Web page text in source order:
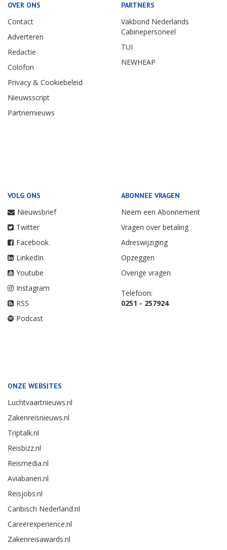
OVER ONS
Contact
Adverteren
Redactie
Colofon
Privacy & Cookiebeleid
Nieuwsscript
Partnernieuws
PARTNERS
Vakbond Nederlands
Cabinepersoneel
TUI
NEWHEAP
VOLG ONS
Nieuwsbrief
Twitter
Facebook
LinkedIn
Youtube
Instagram
RSS
Podcast
ABONNEE VRAGEN
Neem een Abonnement
Vragen over betaling
Adreswijziging
Opzeggen
Overige vragen
Telefoon:
0251 - 257924
ONZE WEBSITES
Luchtvaartnieuws.nl
Zakenreisnieuws.nl
Triptalk.nl
Reisbizz.nl
Reismedia.nl
Aviabanen.nl
Reisjobs.nl
Caribisch Nederland.nl
Careerexperience.nl
Zakenreisawards.nl